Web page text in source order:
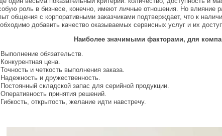
роль в бизнесе, конечно, имеют личные отношения. Но влияние
общения с корпоративными заказчиками подтверждает, что к
добавить качество оказываемых сервисных услуг и их
Наиболее значимыми факторами, для
обязательств.
цена.
и четкость выполнения заказа.
и дружественность.
складской запас для серийной продукции.
принятия решений.
открытость, желание идти навстречу.